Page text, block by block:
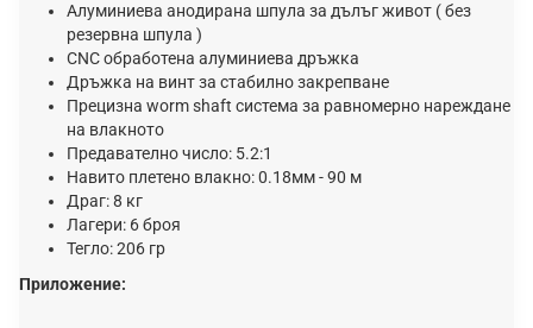
Алуминиева анодирана шпула за дълъг живот ( без
резервна шпула )
CNC обработена алуминиева дръжка
Дръжка на винт за стабилно закрепване
Прецизна worm shaft система за равномерно нареждане
на влакното
Предавателно число: 5.2:1
Навито плетено влакно: 0.18мм - 90 м
Драг: 8 кг
Лагери: 6 броя
Тегло: 206 гр
Приложение: